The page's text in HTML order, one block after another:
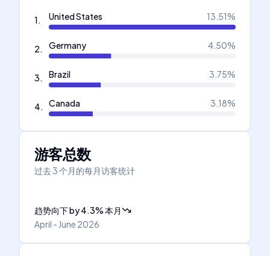
1. United States 13.51%
2. Germany 4.50%
3. Brazil 3.75%
4. Canada 3.18%
游客总数
过去 3 个月的每月访客统计
趋势向下by4.3%本月
April - June 2026